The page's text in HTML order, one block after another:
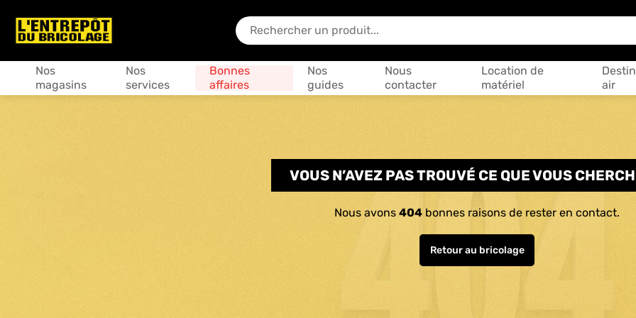
En quoi puis-je vous aider ?
Nos
magasins
Nos
services
Bonnes
affaires
Nos
guides
Nous
contacter
Location de
matériel
air
VOUS N’AVEZ PAS TROUVÉ CE QUE VOUS
Nous avons 404 bonnes raisons de rester en contact.
Retour au bricolage